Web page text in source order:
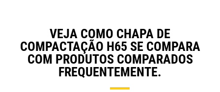
VEJA COMO CHAPA DE
COMPACTAÇÃO H65 SE COMPARA
COM PRODUTOS COMPARADOS
FREQUENTEMENTE.